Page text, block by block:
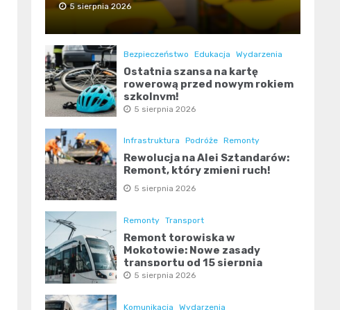
5 sierpnia 2026
Bezpieczeństwo Edukacja Wydarzenia
Ostatnia szansa na kartę
rowerową przed nowym rokiem
szkolnym!
5 sierpnia 2026
Infrastruktura Podróże Remonty
Rewolucja na Alei Sztandarów:
Remont, który zmieni ruch!
5 sierpnia 2026
Remonty Transport
Remont torowiska w
Mokotowie: Nowe zasady
transportu od 15 sierpnia
5 sierpnia 2026
Komunikacja Wydarzenia